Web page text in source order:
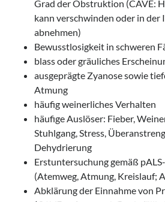
Grad der Obstruktion (CAVE:
kann verschwinden oder in der
abnehmen)
Bewusstlosigkeit in schweren
blass oder gräuliches
ausgeprägte Zyanose sowie
Atmung
häufig weinerliches Verhalten
häufige Auslöser: Fieber,
Stuhlgang, Stress,
Dehydrierung
Erstuntersuchung gemäß
(Atemweg, Atmung, Kreislauf;
Abklärung der Einnahme von